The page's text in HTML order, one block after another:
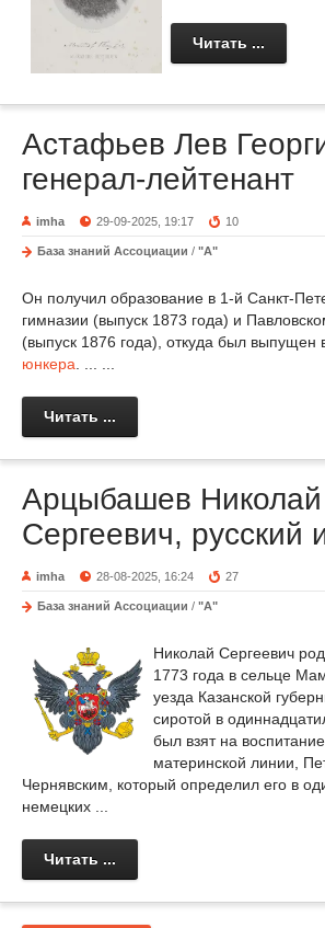
Читать ...
Астафьев Лев
генерал-лейтенант
imha 29-09-2025, 19:17 10
База знаний Ассоциации / "А"
Он получил образование в 1-й Санкт-
гимназии (выпуск 1873 года) и
(выпуск 1876 года), откуда был выпущен
юнкера
Читать ...
Арцыбашев Николай
Сергеевич, русский
imha 28-08-2025, 16:24 27
База знаний Ассоциации / "А"
Николай Сергеевич
1773 года в сельце
уезда Казанской
сиротой в
был взят на
материнской линии,
Чернявским, который определил его в
немецких ...
Читать ...